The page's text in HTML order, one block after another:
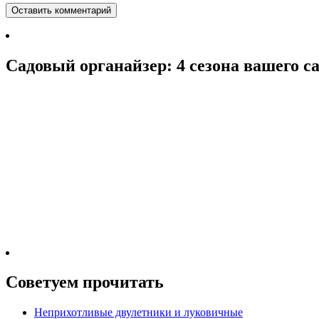
Садовый органайзер: 4 сезона вашего
Советуем прочитать
Неприхотливые двулетники и луковичные